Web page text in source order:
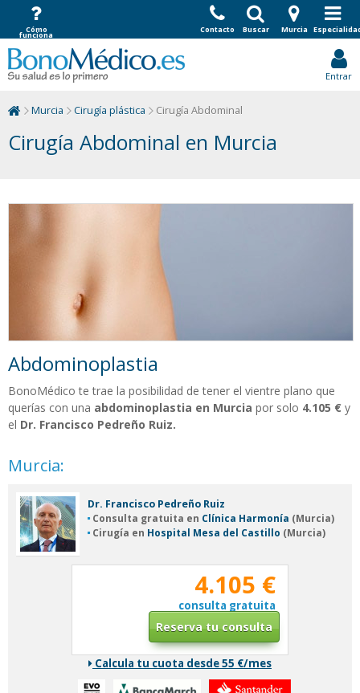
Entrar
Murcia Cirugía plástica Cirugía Abdominal
Cirugía Abdominal en Murcia
Abdominoplastia
BonoMédico te trae la posibilidad de tener el vientre plano que
querías con una abdominoplastia en Murcia por solo 4.105 € y
el Dr. Francisco Pedreño Ruiz.
Murcia:
Dr. Francisco Pedreño Ruiz
Consulta gratuita en Clínica Harmonía (Murcia)
Cirugía en Hospital Mesa del Castillo (Murcia)
4.105 €
consulta gratuita
Reserva tu consulta
Calcula tu cuota desde 55 €/mes
Cómo
funciona
Contacto Buscar Murcia